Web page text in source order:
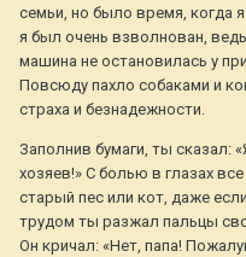
семьи, но было время, когда
я был очень взволнован,
машина не остановилась у
Повсюду пахло собаками и
страха и безнадежности.
Заполнив бумаги, ты сказал:
хозяев!» С болью в глазах
старый пес или кот, даже
трудом ты разжал пальцы
Он кричал: «Нет, папа!